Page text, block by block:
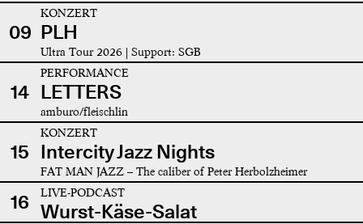
09
KONZERT
PLH
Ultra Tour 2026 | Support: SGB
14
PERFORMANCE
LETTERS
amburo/fleischlin
15
KONZERT
Intercity Jazz Nights
FAT MAN JAZZ – The caliber of Peter Herbolzheimer
16 LIVE-PODCAST
Wurst-Käse-Salat